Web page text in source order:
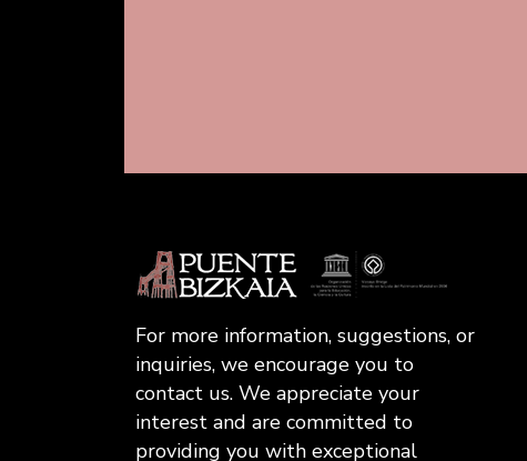
For more information, suggestions, or
inquiries, we encourage you to
contact us. We appreciate your
interest and are committed to
providing you with exceptional